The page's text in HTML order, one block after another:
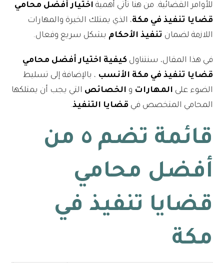
للأوامر القضائية. من هنا تأتي أهمية اختيار أفضل محامي
قضايا تنفيذ في مكة، الذي يمتلك الخبرة والمهارات
اللازمة لضمان تنفيذ الأحكام بشكل سريع وفعال.
في هذا المقال، سنتناولكيفية اختيار أفضل محامي
قضايا تنفيذ في مكة الأنسب ، بالإضافة إلى تسليط
الضوء على المهارات و الخصائص التي يجب أن يمتلكها
المحامي المتخصص في قضايا التنفيذ.
قائمة تضم ٥ من
أفضل محامي
قضايا تنفيذ في
مكة